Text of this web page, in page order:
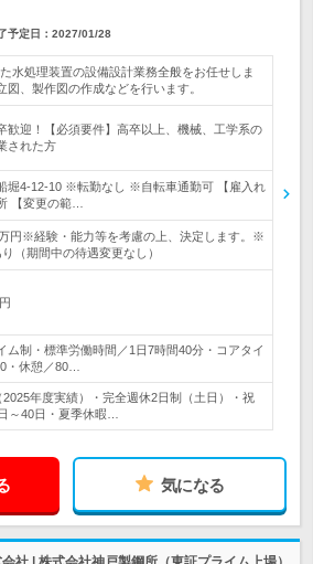
予定日： 2027/01/28
水処理装置の設備設計業務全般をお任せしま
図、製作図の作成などを行います。
歓迎！【必須要件】高卒以上、機械、工学系の
された方
堀4-12-10 ※転勤なし ※自転車通勤可 【雇入れ
【変更の範…
円※経験・能力等を考慮の上、決定します。※
（期間中の待遇変更なし）
制・標準労働時間／1日7時間40分・コアタイ
・休憩／80…
年度実績）・完全週休2日制（土日）・祝
～40日・夏季休暇…
気になる